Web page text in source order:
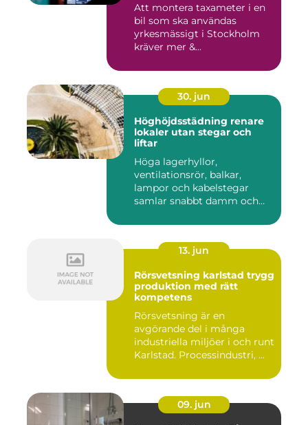
Att montera taxameter i en
bil som ska användas
yrkesmässigt i Stockholm
kräver mer &...
30. jun
Höghöjdsstädning renare
lokaler utan stegar och
liftar
Höga lagerhyllor,
ventilationsrör, balkar,
lampor och kabelstegar
samlar snabbt damm och
13. jun
Rörsvetsning karlstad trygg
produktion med rätt
kompetens
Rörsvetsning är en
avgörande del i många
industriella miljöer i och runt
Karlstad. Processindustri, ...
09. jun